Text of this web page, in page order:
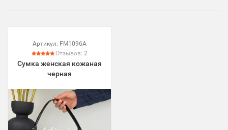
Артикул: FM1096A
Отзывов: 2
Сумка женская кожаная
черная